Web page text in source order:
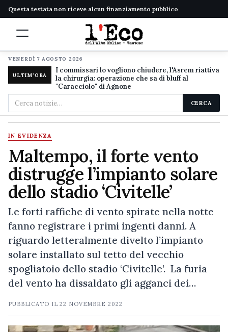
Questa testata non riceve alcun finanziamento pubblico
VENERDÌ 7 AGOSTO 2026
ULTIM'ORA
I commissari lo vogliono chiudere, l'Asrem riattiva
la chirurgia: operazione che sa di bluff al
"Caracciolo" di Agnone
Cerca
nel
sito
CERCA
IN EVIDENZA
Maltempo, il forte vento
distrugge l’impianto solare
dello stadio ‘Civitelle’
Le forti raffiche di vento spirate nella notte
fanno registrare i primi ingenti danni. A
riguardo letteralmente divelto l’impianto
solare installato sul tetto del vecchio
spogliatoio dello stadio ‘Civitelle’. La furia
del vento ha dissaldato gli agganci dei…
PUBBLICATO IL22 NOVEMBRE 2022